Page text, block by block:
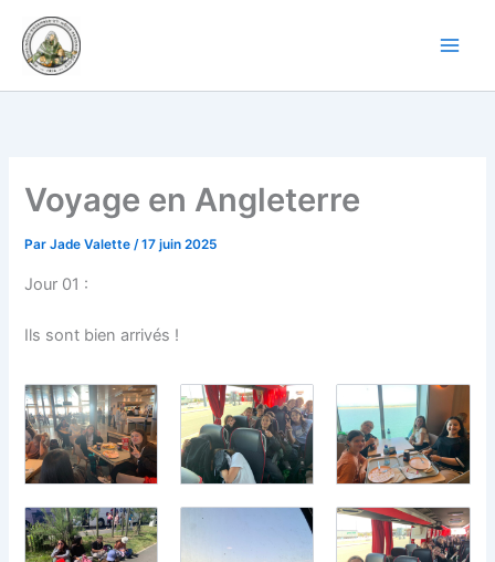
contenu
Voyage en Angleterre
ParJade Valette/17 juin 2025
Jour 01 :
Ils sont bien arrivés !